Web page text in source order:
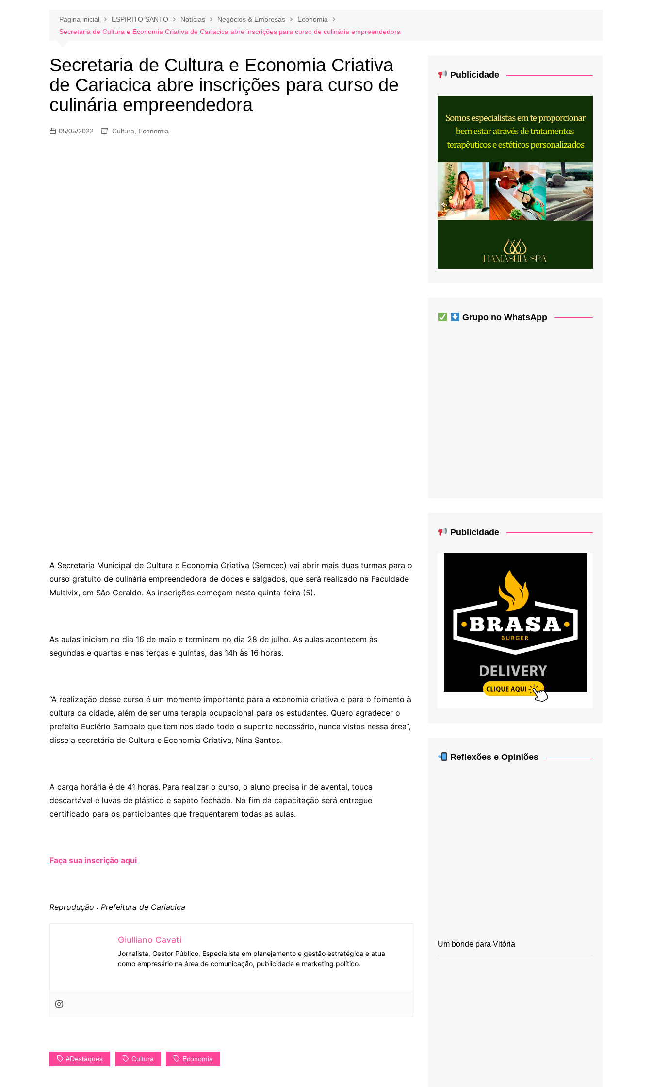
Página inicial ESPÍRITO SANTO Notícias Negócios & Empresas
Economia
Secretaria de Cultura e Economia Criativa de Cariacica abre inscrições para curso de culinária empreendedora
Secretaria de Cultura e Economia Criativa
de Cariacica abre inscrições para curso de
culinária empreendedora
05/05/2022 Cultura Economia
A Secretaria Municipal de Cultura e Economia Criativa (Semcec) vai abrir mais duas turmas para o
curso gratuito de culinária empreendedora de doces e salgados, que será realizado na Faculdade
Multivix, em São Geraldo. As inscrições começam nesta quinta-feira (5).
As aulas iniciam no dia 16 de maio e terminam no dia 28 de julho. As aulas acontecem às
segundas e quartas e nas terças e quintas, das 14h às 16 horas.
“A realização desse curso é um momento importante para a economia criativa e para o fomento à
cultura da cidade, além de ser uma terapia ocupacional para os estudantes. Quero agradecer o
prefeito Euclério Sampaio que tem nos dado todo o suporte necessário, nunca vistos nessa área”,
disse a secretária de Cultura e Economia Criativa, Nina Santos.
A carga horária é de 41 horas. Para realizar o curso, o aluno precisa ir de avental, touca
descartável e luvas de plástico e sapato fechado. No fim da capacitação será entregue
certificado para os participantes que frequentarem todas as aulas.
Faça sua inscrição aqui
Reprodução : Prefeitura de Cariacica
Giulliano Cavati
Jornalista, Gestor Público, Especialista em planejamento e gestão estratégica e atua
como empresário na área de comunicação, publicidade e marketing político.
#Destaques Cultura Economia
Publicidade
Grupo no WhatsApp
Publicidade
Reflexões e Opiniões
Um bonde para Vitória